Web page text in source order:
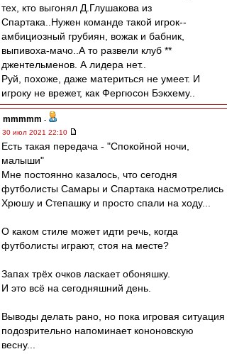
тех, кто выгонял Д.Глушакова из
Спартака..Нужен команде такой игрок--
амбициозный грубиян, вожак и бабник,
выпивоха-мачо..А то развели клуб **
джентельменов. А лидера нет..
Руй, похоже, даже материться не умеет. И
игроку не врежет, как Фергюсон Бэкхему..
mmmmm -
30 июл 2021 22:10
Есть такая передача - "Спокойной ночи,
малыши"
Мне постоянно казалось, что сегодня
футболисты Самары и Спартака насмотрелись
Хрюшу и Степашку и просто спали на ходу...
О каком стиле может идти речь, когда
футболисты играют, стоя на месте?
Запах трёх очков ласкает обоняшку.
И это всё на сегодняшний день.
Выводы делать рано, но пока игровая ситуация
подозрительно напоминает кононовскую
весну...